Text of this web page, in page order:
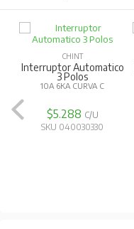
CHINT
Interruptor Automatico
3 Polos
10A 6KA CURVA C
$5.288 C/U
SKU 040030330